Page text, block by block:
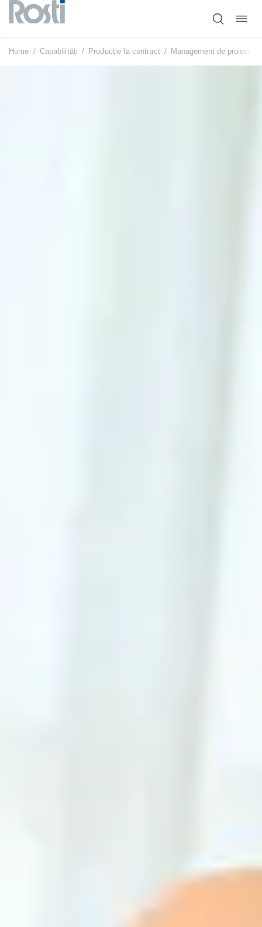
Sari
conținut
Home / Capabilități / Producție la contract / Management de proiect